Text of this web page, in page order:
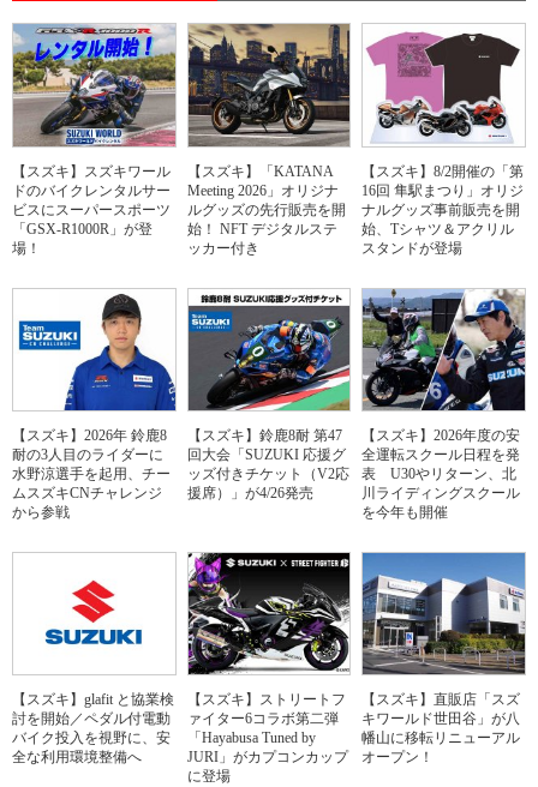
【スズキ】スズキワール
ドのバイクレンタルサー
ビスにスーパースポーツ
「GSX-R1000R」が登
場！
【スズキ】「KATANA
Meeting 2026」オリジナ
ルグッズの先行販売を開
始！ NFT デジタルステ
ッカー付き
【スズキ】8/2開催の「第
16回 隼駅まつり」オリジ
ナルグッズ事前販売を開
始、Tシャツ＆アクリル
スタンドが登場
【スズキ】2026年 鈴鹿8
耐の3人目のライダーに
水野涼選手を起用、チー
ムスズキCNチャレンジ
から参戦
【スズキ】鈴鹿8耐 第47
回大会「SUZUKI 応援グ
ッズ付きチケット（V2応
援席）」が4/26発売
【スズキ】2026年度の安
全運転スクール日程を発
表 U30やリターン、北
川ライディングスクール
を今年も開催
【スズキ】glafit と協業検
討を開始／ペダル付電動
バイク投入を視野に、安
全な利用環境整備へ
【スズキ】ストリートフ
ァイター6コラボ第二弾
「Hayabusa Tuned by
JURI」がカプコンカップ
に登場
【スズキ】直販店「スズ
キワールド世田谷」が八
幡山に移転リニューアル
オープン！